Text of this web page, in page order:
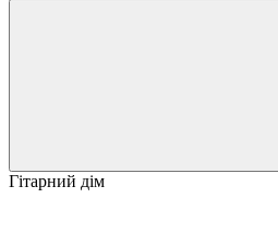
Гітарний дім